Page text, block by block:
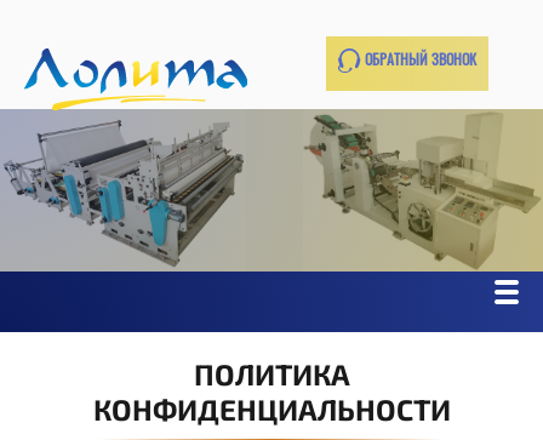
ОБРАТНЫЙ ЗВОНОК
ПОЛИТИКА
КОНФИДЕНЦИАЛЬНОСТИ